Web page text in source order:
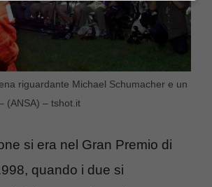
riguardante Michael Schumacher e un
(ANSA) – tshot.it
si era nel Gran Premio di
quando i due si